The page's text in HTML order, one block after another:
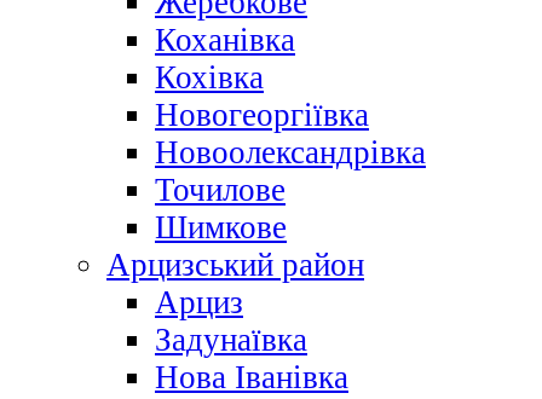
Коханівка
Кохівка
Новогеоргіївка
Новоолександрівка
Точилове
Шимкове
Арцизський район
Арциз
Задунаївка
Нова Іванівка